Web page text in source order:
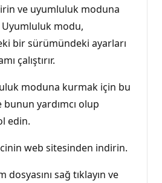
ve uyumluluk moduna
Uyumluluk modu,
bir sürümündeki ayarları
çalıştırır.
moduna kurmak için bu
bunun yardımcı olup
edin.
web sitesinden indirin.
sağ tıklayın ve